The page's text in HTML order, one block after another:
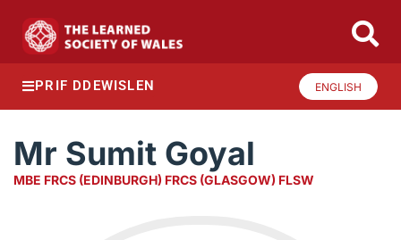
PRIF DDEWISLEN ENGLISH
Mr Sumit Goyal
MBE FRCS (EDINBURGH) FRCS (GLASGOW) FLSW